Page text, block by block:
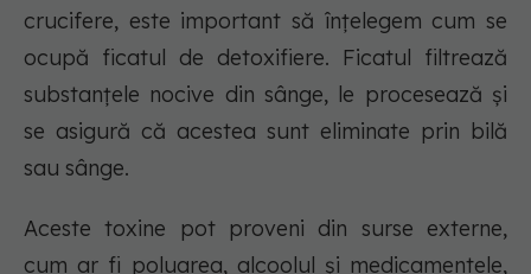
crucifere, este important să înțelegem cum se
ocupă ficatul de detoxifiere. Ficatul filtrează
substanțele nocive din sânge, le procesează și
se asigură că acestea sunt eliminate prin bilă
sau sânge.
Aceste toxine pot proveni din surse externe,
cum ar fi poluarea, alcoolul și medicamentele,